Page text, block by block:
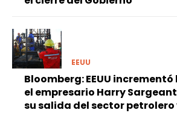
EEUU
Bloomberg: EEUU
el empresario Harry
su salida del sector